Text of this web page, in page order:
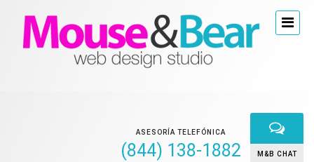
ASESORÍA TELEFÓNICA
(844) 138-1882 M&B CHAT